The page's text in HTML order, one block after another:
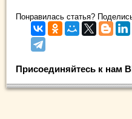
Понравилась статья?
Присоединяйтесь к нам